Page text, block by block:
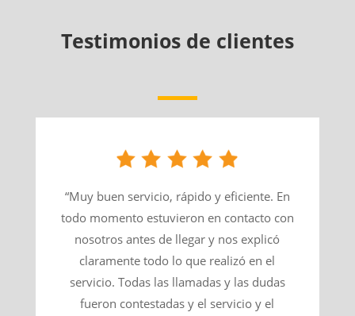
Testimonios de clientes
“Muy buen servicio, rápido y eficiente. En
todo momento estuvieron en contacto con
nosotros antes de llegar y nos explicó
claramente todo lo que realizó en el
servicio. Todas las llamadas y las dudas
fueron contestadas y el servicio y el